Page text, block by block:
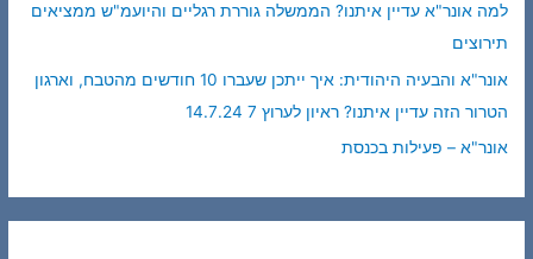
למה אונר"א עדיין איתנו? הממשלה גוררת רגליים והיועמ"ש ממציאים
תירוצים
אונר"א והבעיה היהודית: איך ייתכן שעברו 10 חודשים מהטבח, וארגון
הטרור הזה עדיין איתנו? ראיון לערוץ 7 14.7.24
אונר"א – פעילות בכנסת